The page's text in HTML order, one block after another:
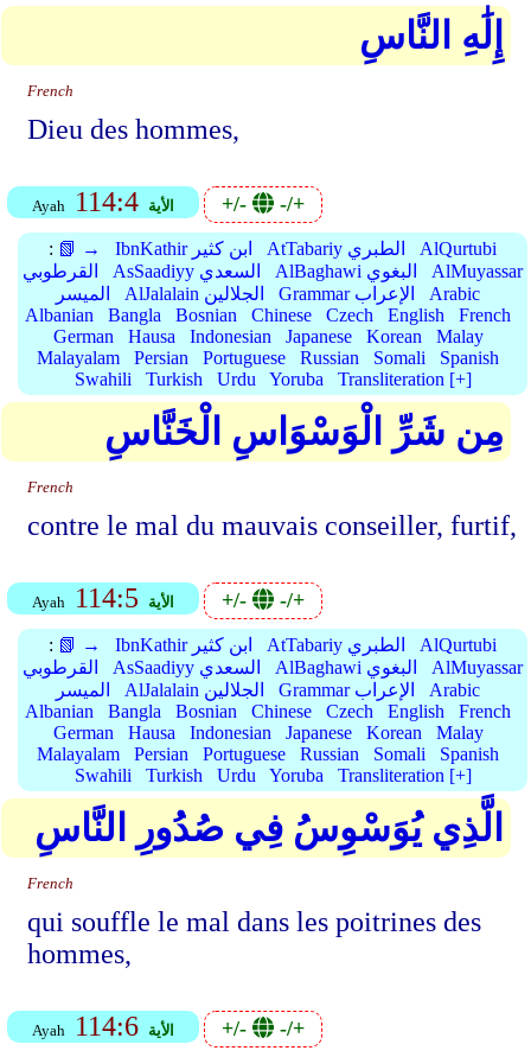
إِلَٰهِ النَّاسِ
French
Dieu des hommes,
Ayah 114:4 الأية +/- -/+
: 📗 → IbnKathir ابن كثير AtTabariy الطبري
AlQurtubi
القرطوبي
AsSaadiyy السعدي AlBaghawi البغوي
AlMuyassar
الميسر
AlJalalain الجلالين Grammar الإعراب
Arabic
Albanian
Bangla Bosnian Chinese Czech English
French
German
Hausa Indonesian Japanese Korean
Malay
Malayalam
Persian Portuguese Russian Somali
Spanish
Swahili
Turkish Urdu Yoruba Transliteration [+]
مِن شَرِّ الْوَسْوَاسِ الْخَنَّاسِ
French
contre le mal du mauvais conseiller, furtif,
Ayah 114:5 الأية +/- -/+
: 📗 → IbnKathir ابن كثير AtTabariy الطبري
AlQurtubi
القرطوبي
AsSaadiyy السعدي AlBaghawi البغوي
AlMuyassar
الميسر
AlJalalain الجلالين Grammar الإعراب
Arabic
Albanian
Bangla Bosnian Chinese Czech English
French
German
Hausa Indonesian Japanese Korean
Malay
Malayalam
Persian Portuguese Russian Somali
Spanish
Swahili
Turkish Urdu Yoruba Transliteration [+]
الَّذِي يُوَسْوِسُ فِي صُدُورِ النَّاسِ
French
qui souffle le mal dans les poitrines des
hommes,
Ayah 114:6 الأية +/- -/+